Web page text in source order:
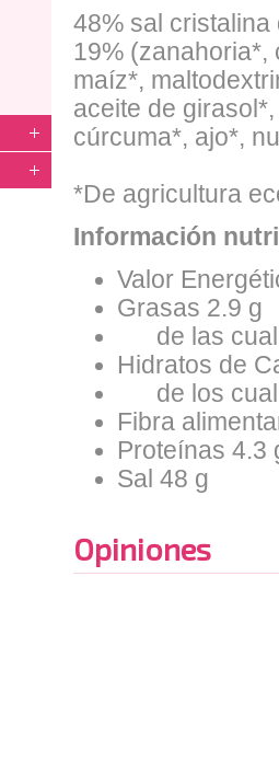
48% sal
19% (zanahoria*,
maíz*,
aceite de
cúrcuma*, ajo*,
*De agricultura
Información
Valor
Grasas 2.9 g
de las
Hidratos de
de los
Fibra
Proteínas 4.3
Sal 48 g
Opiniones